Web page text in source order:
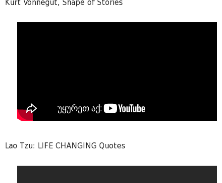
Kurt Vonnegut, Shape of Stories
Lao Tzu: LIFE CHANGING Quotes